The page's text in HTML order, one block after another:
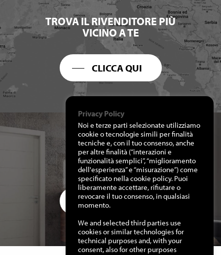
TROVA IL RIVENDITORE PIÙ
VICINO A TE
CLICCA QUI
RICHIEDI I NOSTRI
CATALOGHI
CLICCA QUI
Privacy Policy
Noi e terze parti selezionate utilizziamo
cookie o tecnologie simili per finalità
tecniche e, con il tuo consenso, anche
per altre finalità (“interazioni e
funzionalità semplici”, “miglioramento
dell'esperienza” e “misurazione”) come
specificato nella cookie policy. Puoi
liberamente accettare, rifiutare o
revocare il tuo consenso, in qualsiasi
momento.
We and selected third parties use
cookies or similar technologies for
technical purposes and, with your
consent, also for other purposes